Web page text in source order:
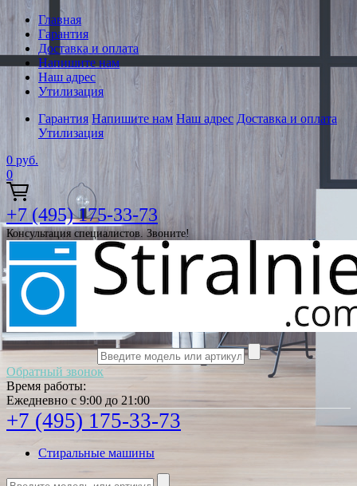
Главная
Гарантия
Доставка и оплата
Напишите нам
Наш адрес
Утилизация
Гарантия Напишите нам Наш адрес Доставка и оплата
Утилизация
0 руб.
0
+7 (495) 175-33-73
Консультация специалистов. Звоните!
Обратный звонок
Время работы:
Ежедневно с 9:00 до 21:00
+7 (495) 175-33-73
Стиральные машины